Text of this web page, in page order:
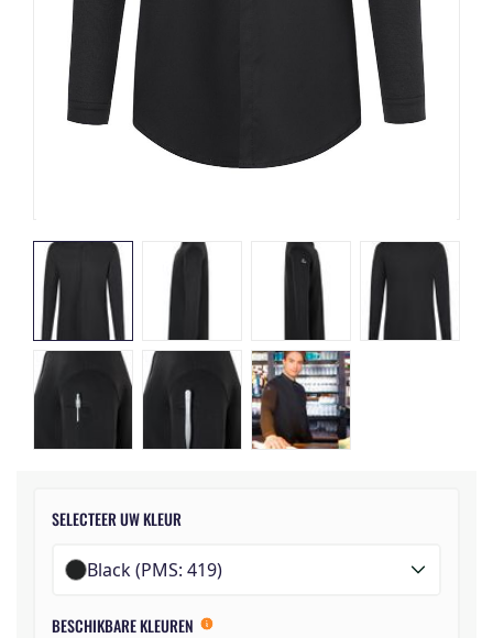
SELECTEER UW KLEUR
Black (PMS: 419)
BESCHIKBARE KLEUREN